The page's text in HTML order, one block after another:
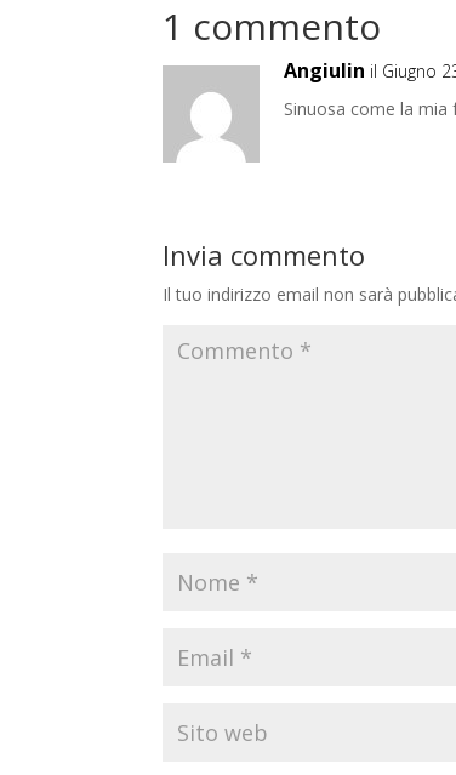
1 commento
Angiulin il Giugno
Sinuosa come la
Invia commento
Il tuo indirizzo email non sarà